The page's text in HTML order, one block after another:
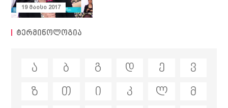
19 მაისი 2017
ტერმინოლოგია
ა ბ გ დ ე
ვ
ზ
თ ი კ ლ
მ